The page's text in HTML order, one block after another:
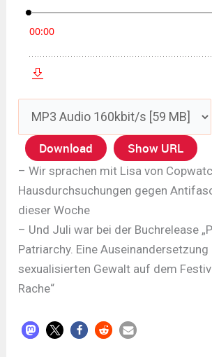
Download Show URL
– Wir sprachen mit Lisa von
Hausdurchsuchungen gegen
dieser Woche
– Und Juli war bei der Buchrelease
Patriarchy. Eine
sexualisierten Gewalt auf dem
Rache“